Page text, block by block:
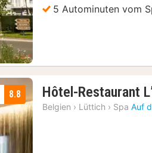
5 Autominuten vom
8.8 Hôtel-Restaurant
Belgien › Lüttich › Spa Auf